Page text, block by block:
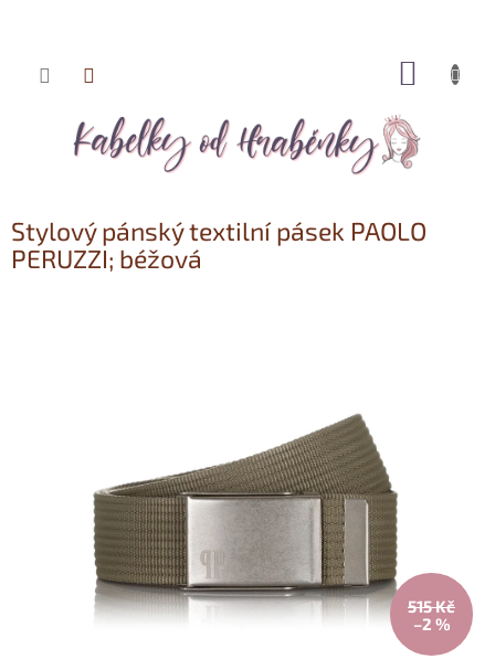
Přejít
Stylový pánský textilní pásek PAOLO
PERUZZI; béžová
515 Kč
–2 %